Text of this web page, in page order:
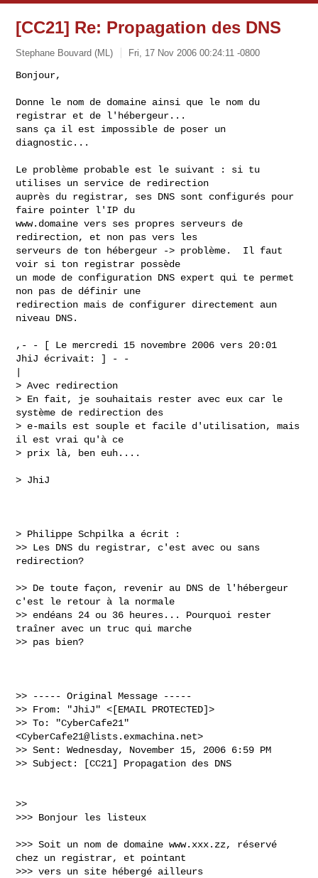
[CC21] Re: Propagation des DNS
Stephane Bouvard (ML) Fri, 17 Nov 2006 00:24:11 -0800
Bonjour,
Donne le nom de domaine ainsi que le nom du
registrar et de l'hébergeur...
sans ça il est impossible de poser un
diagnostic...
Le problème probable est le suivant : si tu
utilises un service de redirection
auprès du registrar, ses DNS sont configurés pour
faire pointer l'IP du
www.domaine vers ses propres serveurs de
redirection, et non pas vers les
serveurs de ton hébergeur -> problème.  Il faut
voir si ton registrar possède
un mode de configuration DNS expert qui te permet
non pas de définir une
redirection mais de configurer directement aun
niveau DNS.
,- - [ Le mercredi 15 novembre 2006 vers 20:01
JhiJ écrivait: ] - -
> Avec redirection
> En fait, je souhaitais rester avec eux car le
système de redirection des
> e-mails est souple et facile d'utilisation, mais
il est vrai qu'à ce
> prix là, ben euh....
> JhiJ
> Philippe Schpilka a écrit :
>> Les DNS du registrar, c'est avec ou sans
redirection?
>> De toute façon, revenir au DNS de l'hébergeur
c'est le retour à la normale
>> endéans 24 ou 36 heures... Pourquoi rester
traîner avec un truc qui marche
>> pas bien?
>> ----- Original Message -----
>> From: "JhiJ" <[EMAIL PROTECTED]>
>> To: "CyberCafe21"
<CyberCafe21@lists.exmachina.net>
>> Sent: Wednesday, November 15, 2006 6:59 PM
>> Subject: [CC21] Propagation des DNS
>>
>>> Bonjour les listeux
>>> Soit un nom de domaine www.xxx.zz, réservé
chez un registrar, et pointant
>>> vers un site hébergé ailleurs